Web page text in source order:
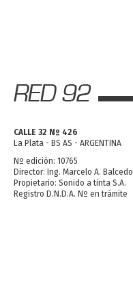
CALLE 32 Nº 426
La Plata - BS AS - ARGENTINA
Nº edición: 10765
Director: Ing. Marcelo A. Balcedo
Propietario: Sonido a tinta S.A.
Registro D.N.D.A. Nº en trámite